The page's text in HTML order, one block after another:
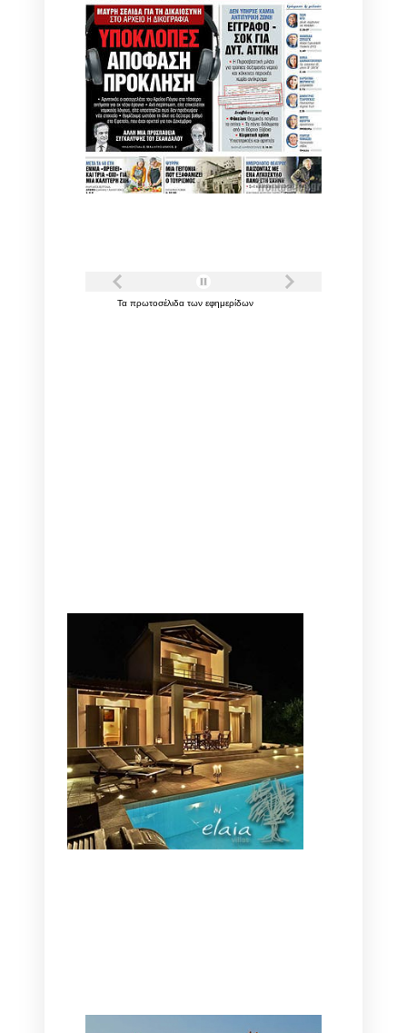
Τα πρωτοσέλιδα των εφημερίδων